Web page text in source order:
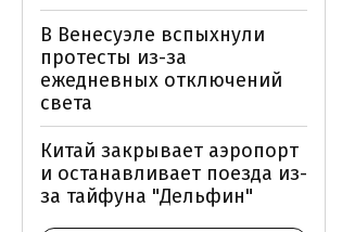
В Венесуэле вспыхнули
протесты из-за
ежедневных отключений
света
Китай закрывает аэропорт
и останавливает поезда из-
за тайфуна "Дельфин"